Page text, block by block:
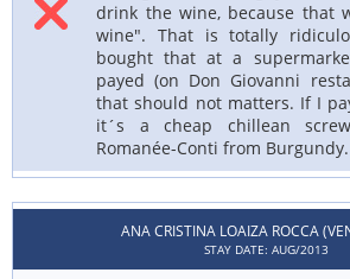
drink the wine, because that
wine". That is totally
bought that at a
payed (on Don Giovanni
that should not matters. If I
it´s a cheap chillean
Romanée-Conti from Burgundy.
ANA CRISTINA LOAIZA ROCCA
STAY DATE: AUG/2013